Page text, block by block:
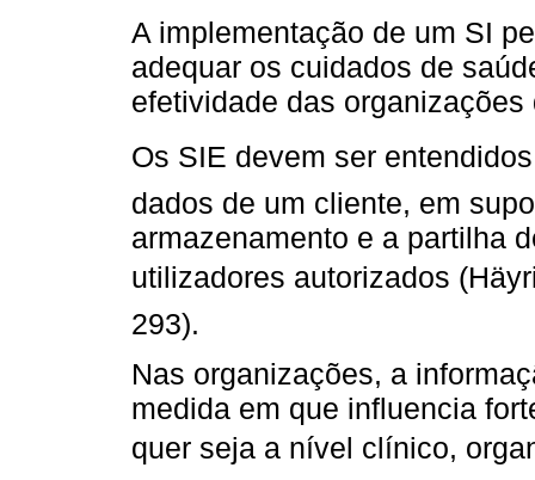
A implementação de um SI
adequar os cuidados de
efetividade das
Os SIE devem ser entendidos
dados de um cliente, em
armazenamento e a partilha
utilizadores autorizados
293).
Nas organizações, a
medida em que influencia
quer seja a nível clínico,